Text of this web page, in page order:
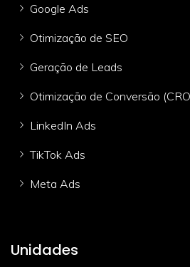
Google Ads
Otimização de SEO
Geração de Leads
Otimização de Conversão
LinkedIn Ads
TikTok Ads
Meta Ads
Unidades